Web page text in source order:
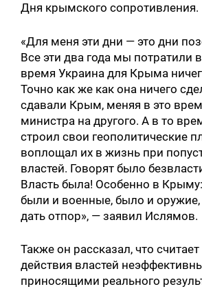
Дня крымского сопротивления.
«Для меня эти дни — это дни
Все эти два года мы потратили
время Украина для Крыма
Точно как же как она ничего
сдавали Крым, меняя в это
министра на другого. А в то
строил свои геополитические
воплощал их в жизнь при
властей. Говорят было
Власть была! Особенно в
были и военные, было и
дать отпор», — заявил Ислямов.
Также он рассказал, что
действия властей
приносящими реального